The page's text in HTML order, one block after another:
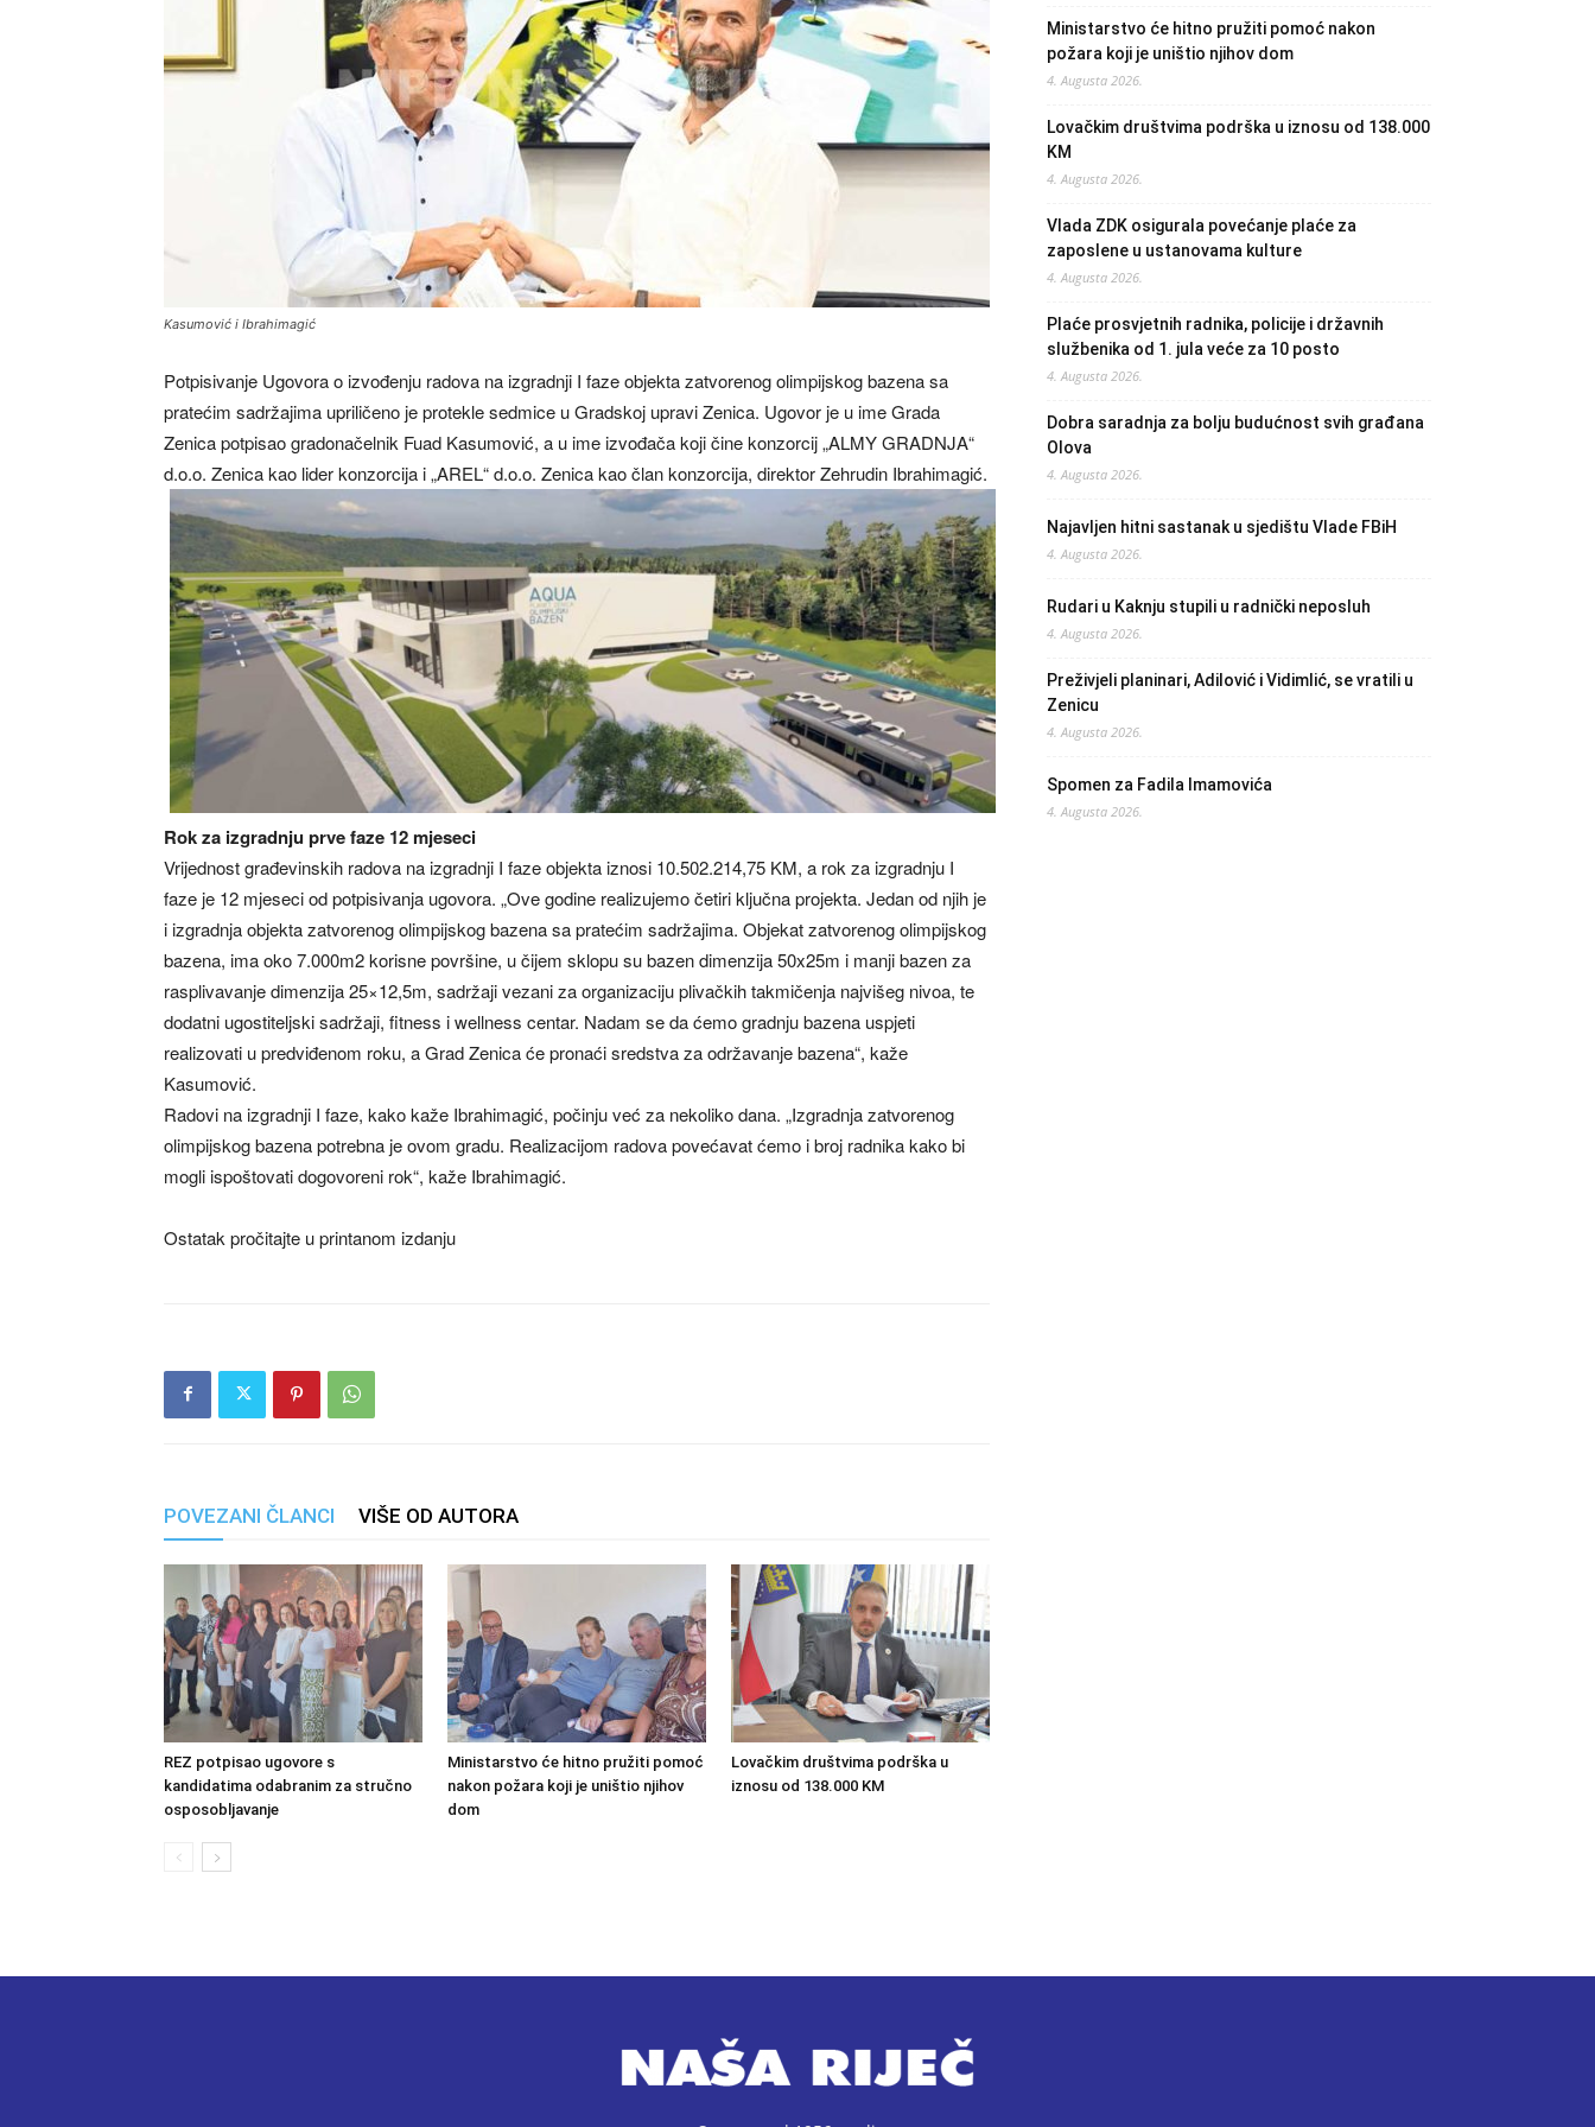
Kasumović i Ibrahimagić
Potpisivanje Ugovora o izvođenju radova na izgradnji I faze objekta zatvorenog olimpijskog bazena sa
pratećim sadržajima upriličeno je protekle sedmice u Gradskoj upravi Zenica. Ugovor je u ime Grada
Zenica potpisao gradonačelnik Fuad Kasumović, a u ime izvođača koji čine konzorcij „ALMY GRADNJA“
d.o.o. Zenica kao lider konzorcija i „AREL“ d.o.o. Zenica kao član konzorcija, direktor Zehrudin Ibrahimagić.
Rok za izgradnju prve faze 12 mjeseci
Vrijednost građevinskih radova na izgradnji I faze objekta iznosi 10.502.214,75 KM, a rok za izgradnju I
faze je 12 mjeseci od potpisivanja ugovora. „Ove godine realizujemo četiri ključna projekta. Jedan od njih je
i izgradnja objekta zatvorenog olimpijskog bazena sa pratećim sadržajima. Objekat zatvorenog olimpijskog
bazena, ima oko 7.000m2 korisne površine, u čijem sklopu su bazen dimenzija 50x25m i manji bazen za
rasplivavanje dimenzija 25×12,5m, sadržaji vezani za organizaciju plivačkih takmičenja najvišeg nivoa, te
dodatni ugostiteljski sadržaji, fitness i wellness centar. Nadam se da ćemo gradnju bazena uspjeti
realizovati u predviđenom roku, a Grad Zenica će pronaći sredstva za održavanje bazena“, kaže
Kasumović.
Radovi na izgradnji I faze, kako kaže Ibrahimagić, počinju već za nekoliko dana. „Izgradnja zatvorenog
olimpijskog bazena potrebna je ovom gradu. Realizacijom radova povećavat ćemo i broj radnika kako bi
mogli ispoštovati dogovoreni rok“, kaže Ibrahimagić.
Ostatak pročitajte u printanom izdanju
POVEZANI ČLANCI VIŠE OD AUTORA
REZ potpisao ugovore s
kandidatima odabranim za stručno
osposobljavanje
Ministarstvo će hitno pružiti pomoć
nakon požara koji je uništio njihov
dom
Lovačkim društvima podrška u
iznosu od 138.000 KM
Ministarstvo će hitno pružiti pomoć nakon
požara koji je uništio njihov dom
4. Augusta 2026.
Lovačkim društvima podrška u iznosu od 138.000
KM
4. Augusta 2026.
Vlada ZDK osigurala povećanje plaće za
zaposlene u ustanovama kulture
4. Augusta 2026.
Plaće prosvjetnih radnika, policije i državnih
službenika od 1. jula veće za 10 posto
4. Augusta 2026.
Dobra saradnja za bolju budućnost svih građana
Olova
4. Augusta 2026.
Najavljen hitni sastanak u sjedištu Vlade FBiH
4. Augusta 2026.
Rudari u Kaknju stupili u radnički neposluh
4. Augusta 2026.
Preživjeli planinari, Adilović i Vidimlić, se vratili u
Zenicu
4. Augusta 2026.
Spomen za Fadila Imamovića
4. Augusta 2026.